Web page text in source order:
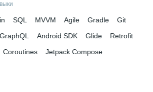
SQL MVVM Agile Gradle
Git
GraphQL Android SDK Glide
Retrofit
Coroutines Jetpack Compose